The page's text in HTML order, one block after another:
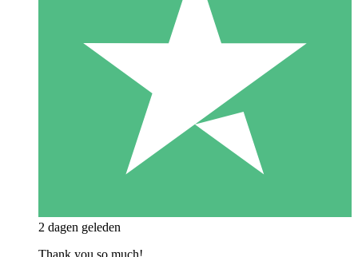
2 dagen geleden
Thank you so much!